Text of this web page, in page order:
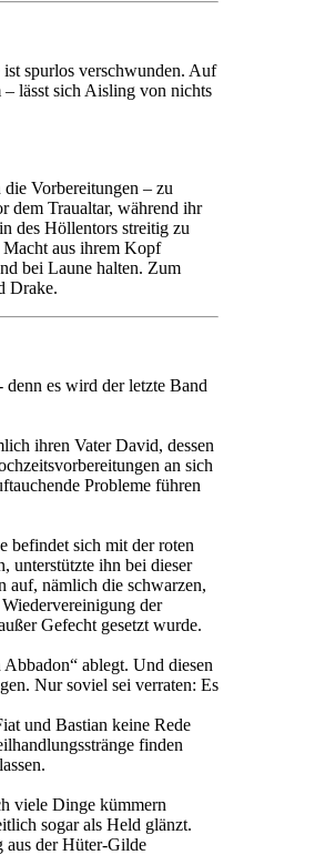
spurlos verschwunden. Auf
lässt sich Aisling von nichts
Vorbereitungen – zu
dem Traualtar, während ihr
des Höllentors streitig zu
Macht aus ihrem Kopf
bei Laune halten. Zum
Drake.
es wird der letzte Band
ihren Vater David, dessen
an sich
Probleme führen
befindet sich mit der roten
unterstützte ihn bei dieser
auf, nämlich die schwarzen,
der
Gefecht gesetzt wurde.
ablegt. Und diesen
Nur soviel sei verraten: Es
und Bastian keine Rede
finden
viele Dinge kümmern
sogar als Held glänzt.
aus der Hüter-Gilde